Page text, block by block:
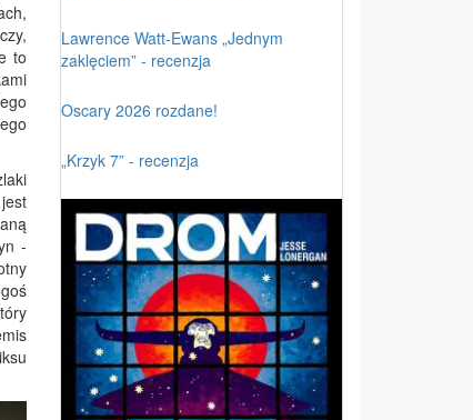
to
-
Lawrence Watt-Ewans „Jednym
zaklęciem” - recenzja
Oscary 2026 rozdane!
„Krzyk 7” - recenzja